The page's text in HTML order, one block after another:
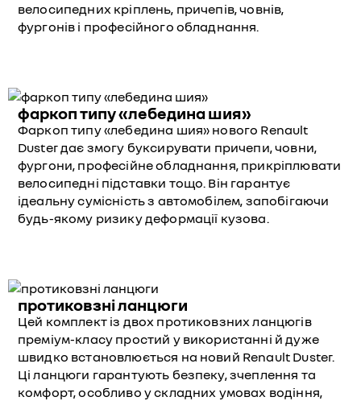
велосипедних кріплень, причепів, човнів,
фургонів і професійного обладнання.
фаркоп типу «лебедина шия»
Фаркоп типу «лебедина шия» нового Renault
Duster дає змогу буксирувати причепи, човни,
фургони, професійне обладнання, прикріплювати
велосипедні підставки тощо. Він гарантує
ідеальну сумісність з автомобілем, запобігаючи
будь-якому ризику деформації кузова.
протиковзні ланцюги
Цей комплект із двох протиковзних ланцюгів
преміум-класу простий у використанні й дуже
швидко встановлюється на новий Renault Duster.
Ці ланцюги гарантують безпеку, зчеплення та
комфорт, особливо у складних умовах водіння,